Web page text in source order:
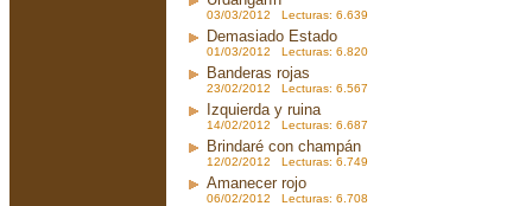
03/03/2012 Lecturas: 6.639
Demasiado Estado
01/03/2012 Lecturas: 6.820
Banderas rojas
23/02/2012 Lecturas: 6.567
Izquierda y ruina
14/02/2012 Lecturas: 6.687
Brindaré con champán
12/02/2012 Lecturas: 6.749
Amanecer rojo
06/02/2012 Lecturas: 6.708